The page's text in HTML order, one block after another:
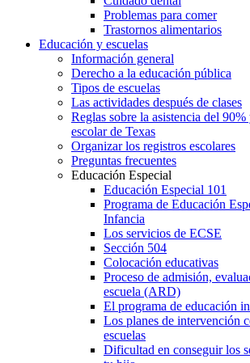
Problemas para comer
Trastornos alimentarios
Educación y escuelas
Información general
Derecho a la educación pública
Tipos de escuelas
Las actividades después de clases
Reglas sobre la asistencia del
escolar de Texas
Organizar los registros escolares
Preguntas frecuentes
Educación Especial
Educación Especial 101
Programa de Educación
Infancia
Los servicios de ECSE
Sección 504
Colocación educativas
Proceso de admisión,
escuela (ARD)
El programa de educación
Los planes de intervención
escuelas
Dificultad en conseguir los